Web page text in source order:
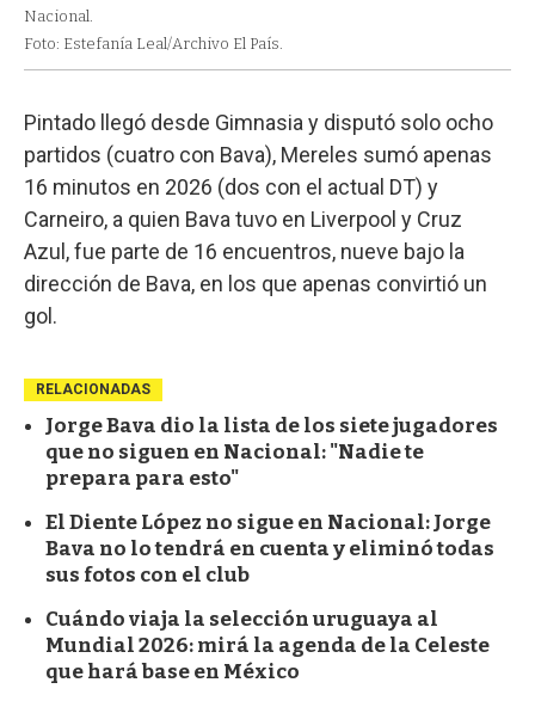
Nacional.
Foto: Estefanía Leal/Archivo El País.
Pintado llegó desde Gimnasia y disputó solo ocho
partidos (cuatro con Bava), Mereles sumó apenas
16 minutos en 2026 (dos con el actual DT) y
Carneiro, a quien Bava tuvo en Liverpool y Cruz
Azul, fue parte de 16 encuentros, nueve bajo la
dirección de Bava, en los que apenas convirtió un
gol.
RELACIONADAS
Jorge Bava dio la lista de los siete jugadores
que no siguen en Nacional: "Nadie te
prepara para esto"
El Diente López no sigue en Nacional: Jorge
Bava no lo tendrá en cuenta y eliminó todas
sus fotos con el club
Cuándo viaja la selección uruguaya al
Mundial 2026: mirá la agenda de la Celeste
que hará base en México